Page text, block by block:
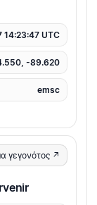
UTC
-89.620
emsc
γεγονότος ↗